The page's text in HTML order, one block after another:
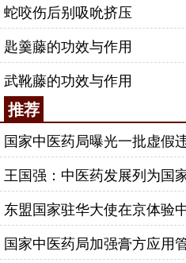
蛇咬伤后别吸吮挤压
匙羹藤的功效与作用
武靴藤的功效与作用
推荐
国家中医药局曝光一批虚假
王国强：中医药发展列为国
东盟国家驻华大使在京体验
国家中医药局加强膏方应用